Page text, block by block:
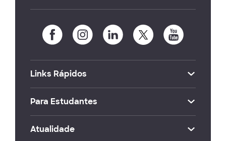
Links Rápidos
Para Estudantes
Atualidade